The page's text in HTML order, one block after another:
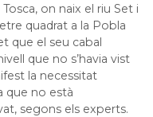
on naix el riu Set i
quadrat a la Pobla
que el seu cabal
que no s’havia vist
la necessitat
que no està
segons els experts.